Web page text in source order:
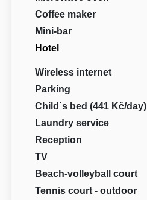
Coffee maker
Mini-bar
Hotel
Wireless internet
Parking
Child´s bed (441 Kč/day)
Laundry service
Reception
TV
Beach-volleyball court
Tennis court - outdoor